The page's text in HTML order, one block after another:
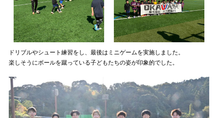
ドリブルやシュート練習をし、最後はミニゲームを実施しました。
楽しそうにボールを蹴っている子どもたちの姿が印象的でした。